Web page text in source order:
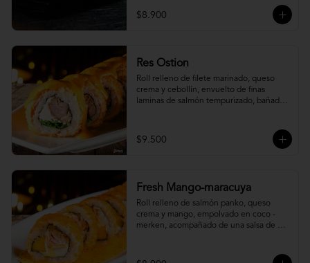
$8.900
Res Ostion
Roll relleno de filete marinado, queso
crema y cebollín, envuelto de finas
laminas de salmón tempurizado, bañada
$9.500
Fresh Mango-maracuya
Roll relleno de salmón panko, queso
crema y mango, empolvado en coco -
merken, acompañado de una salsa de